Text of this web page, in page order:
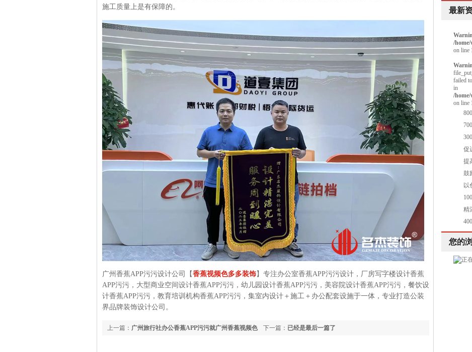
施工质量上是有保障的。
广州香蕉APP污污设计公司【香蕉视频色多多装饰】专注办公室香蕉APP污污设计，厂房写字楼设计香蕉
APP污污，大型商业空间设计香蕉APP污污，幼儿园设计香蕉APP污污，美容院设计香蕉APP污污，餐饮设
计香蕉APP污污，教育培训机构香蕉APP污污，集室内设计＋施工＋办公配套设施于一体，专业打造公装
界品牌装饰设计公司。
下一篇： 已经是最后一篇了
上一篇： 广州旅行社办公香蕉APP污污就广州香蕉视频色
最新
/
on line
failed
in
/
on line
您的